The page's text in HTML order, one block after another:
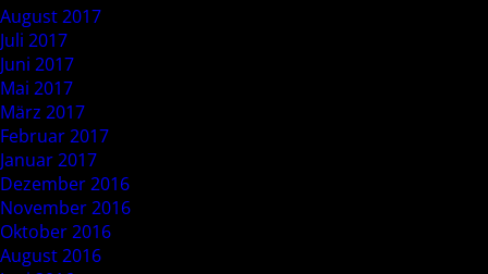
August 2017
Juli 2017
Juni 2017
Mai 2017
März 2017
Februar 2017
Januar 2017
Dezember 2016
November 2016
Oktober 2016
August 2016